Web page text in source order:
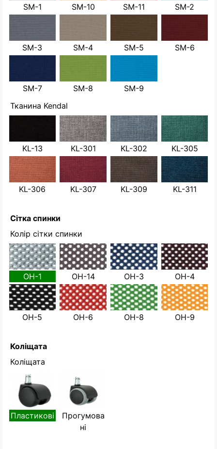
SM-1 SM-10 SM-11 SM-2
SM-3 SM-4 SM-5 SM-6
SM-7 SM-8
SM-9
Тканина Kendal
KL-13 KL-301 KL-302 KL-305
KL-306 KL-307 KL-309 KL-311
Сітка спинки
Колір сітки спинки
OH-1 OH-14 OH-3 OH-4
OH-5 OH-6 OH-8 OH-9
Коліщата
Коліщата
Пластикові
Прогумова
ні